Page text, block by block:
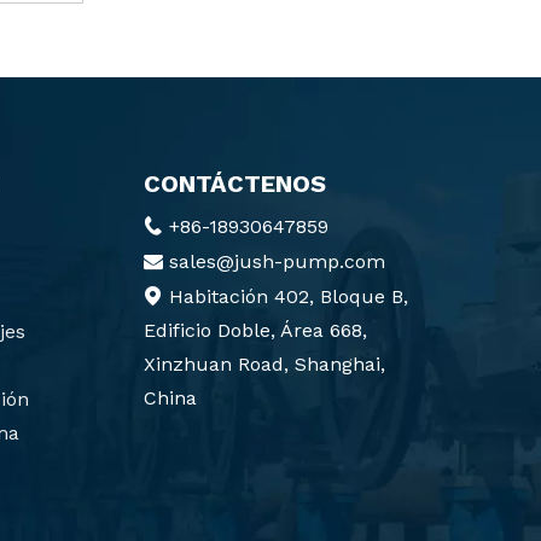
CONTÁCTENOS
 +86-18930647859
 sales@jush-pump.com
 Habitación 402, Bloque B,
Edificio Doble, Área 668,
Xinzhuan Road, Shanghai,
China